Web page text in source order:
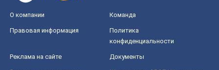
О компании Команда
Правовая информация
Политика
конфиденциальности
Реклама на сайте Документы